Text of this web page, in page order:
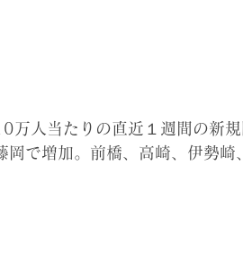
万人当たりの直近１週間の新
岡で増加。前橋、高崎、伊勢